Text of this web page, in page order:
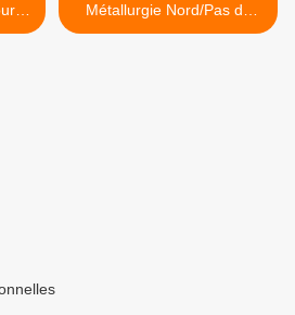
Métallurgie Nord/Pas de
Calais à manifester au